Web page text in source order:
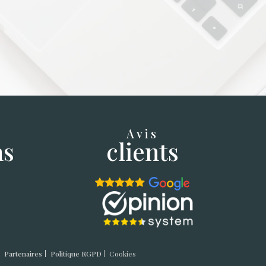
Avis
clients
Partenaires Politique RGPD Cookies